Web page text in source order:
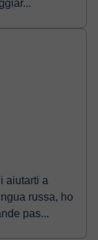
aiutarti a
russa, ho
pas...